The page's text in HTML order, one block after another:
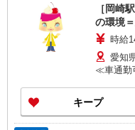
［岡崎
の環境
時給
愛知
≪車通勤
キープ